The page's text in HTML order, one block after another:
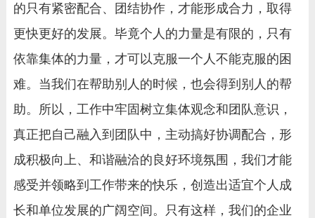
的只有紧密配合、团结协作，才能形成合力，取得
更快更好的发展。毕竟个人的力量是有限的，只有
依靠集体的力量，才可以克服一个人不能克服的困
难。当我们在帮助别人的时候，也会得到别人的帮
助。所以，工作中牢固树立集体观念和团队意识，
真正把自己融入到团队中，主动搞好协调配合，形
成积极向上、和谐融洽的良好环境氛围，我们才能
感受并领略到工作带来的快乐，创造出适宜个人成
长和单位发展的广阔空间。只有这样，我们的企业